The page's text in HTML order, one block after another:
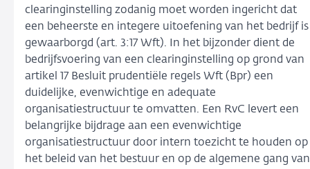
clearinginstelling zodanig moet worden ingericht dat
een beheerste en integere uitoefening van het bedrijf is
gewaarborgd (art. 3:17 Wft). In het bijzonder dient de
bedrijfsvoering van een clearinginstelling op grond van
artikel 17 Besluit prudentiële regels Wft (Bpr) een
duidelijke, evenwichtige en adequate
organisatiestructuur te omvatten. Een RvC levert een
belangrijke bijdrage aan een evenwichtige
organisatiestructuur door intern toezicht te houden op
het beleid van het bestuur en op de algemene gang van